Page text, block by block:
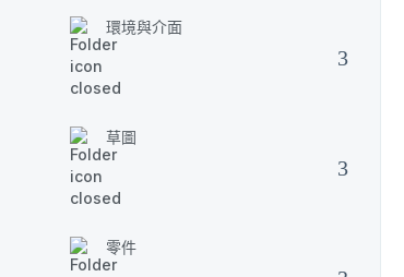
環境與介面
草圖
零件